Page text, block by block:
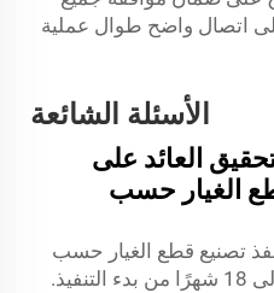
اتصال واضح طوال عملية
الأسئلة الشائعة
العائد على
الغيار حسب
تصنيع قطع الغيار حسب
الطلب عوائد أولية خلال 12 إلى 18 شهرًا من بدء التنفيذ.